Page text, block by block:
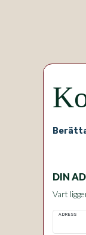
DIN
Vart
ADRESS